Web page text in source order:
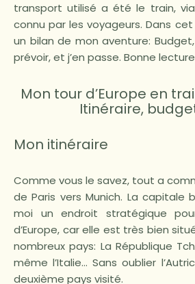
transport utilisé a été le train,
connu par les voyageurs. Dans
un bilan de mon aventure:
prévoir, et j’en passe. Bonne
Mon tour d’Europe en
Itinéraire,
Mon itinéraire
Comme vous le savez, tout a
de Paris vers Munich. La capitale
moi un endroit stratégique
d’Europe, car elle est très bien
nombreux pays: La République
même l’Italie… Sans oublier
deuxième pays visité.